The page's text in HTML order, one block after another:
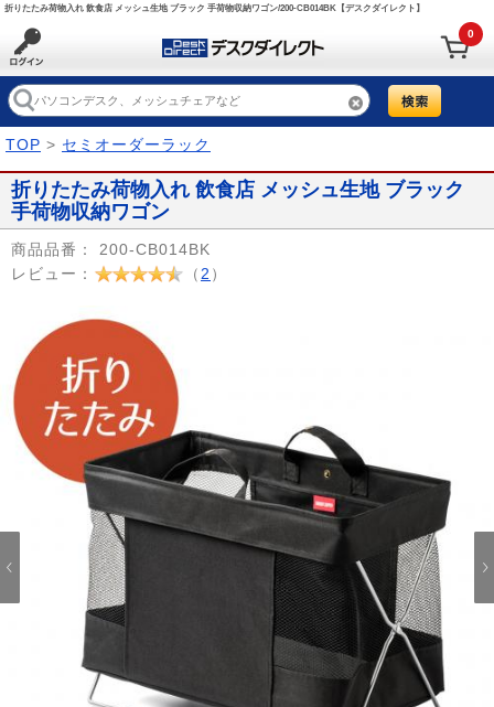
折りたたみ荷物入れ 飲食店 メッシュ生地 ブラック 手荷物収納ワゴン/200-CB014BK【デスクダイレクト】
0
TOP > セミオーダーラック
折りたたみ荷物入れ 飲食店 メッシュ生地 ブラック
手荷物収納ワゴン
商品品番：
200-CB014BK
レビュー：
（ 2 ）